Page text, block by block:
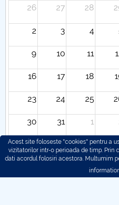
26
27 28
2 3 4
9 10 11
16 17 18
23 24 25
30 31 1
Acest site foloseste "cookies" pentru a
vizitatorilor intr-o perioada de timp. Prin
dati acordul folosiri acestora. Multumim